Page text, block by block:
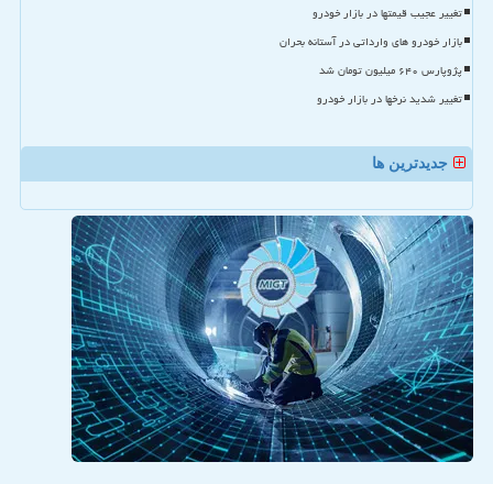
تغییر عجیب قیمتها در بازار خودرو
بازار خودرو های وارداتی در آستانه بحران
پژوپارس ۶۴۰ میلیون تومان شد
تغییر شدید نرخها در بازار خودرو
جدیدترین ها